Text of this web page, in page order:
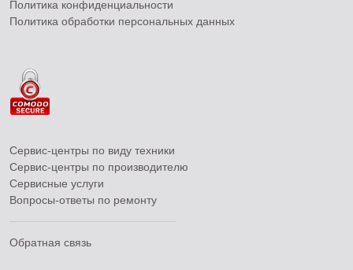
Политика конфиденциальности
Политика обработки персональных данных
Сервис-центры по виду техники
Сервис-центры по производителю
Сервисные услуги
Вопросы-ответы по ремонту
Обратная связь